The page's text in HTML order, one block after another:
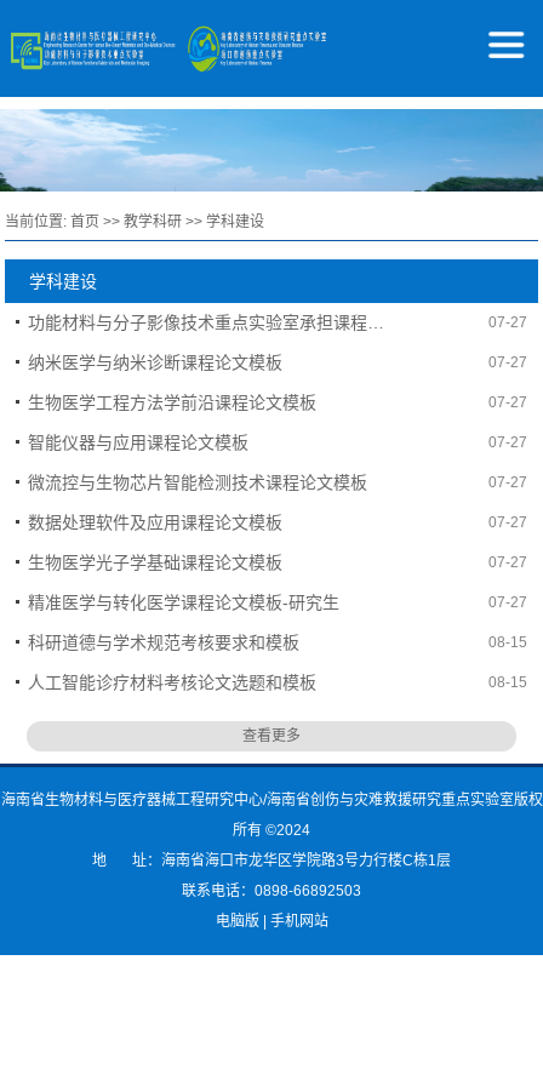
当前位置:首页 >>教学科研 >>学科建设
学科建设
07-27
纳米医学与纳米诊断课程论文模板 07-27
生物医学工程方法学前沿课程论文模板 07-27
智能仪器与应用课程论文模板 07-27
微流控与生物芯片智能检测技术课程论文模板 07-27
数据处理软件及应用课程论文模板 07-27
生物医学光子学基础课程论文模板 07-27
精准医学与转化医学课程论文模板-研究生 07-27
科研道德与学术规范考核要求和模板 08-15
人工智能诊疗材料考核论文选题和模板 08-15
查看更多
海南省生物材料与医疗器械工程研究中心/海南省创伤与灾难救援研究重点实验室版权
所有 ©2024
地 址：海南省海口市龙华区学院路3号力行楼C栋1层
联系电话：0898-66892503
电脑版 | 手机网站